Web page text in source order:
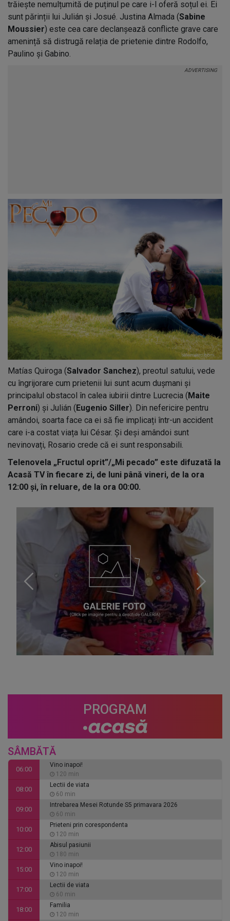
trăiește nemulțumită de puținul pe care i-l oferă soțul ei. Ei
sunt părinții lui Julián și Josué. Justina Almada (Sabine
Moussier) este cea care declanșează conflicte grave care
amenință să distrugă relația de prietenie dintre Rodolfo,
Paulino și Gabino.
Matías Quiroga (Salvador Sanchez), preotul satului, vede
cu îngrijorare cum prietenii lui sunt acum dușmani și
principalul obstacol în calea iubirii dintre Lucrecia ( Maite
Perroni) și Julián ( Eugenio Siller). Din nefericire pentru
amândoi, soarta face ca ei să fie implicați într-un accident
care i-a costat viața lui César. Și deși amândoi sunt
nevinovați, Rosario crede că ei sunt responsabili.
Telenovela „Fructul oprit”/„Mi pecado” este difuzată la
Acasă TV în fiecare zi, de luni până vineri, de la ora
12:00 și, în reluare, de la ora 00:00.
PROGRAM
SÂMBĂTĂ
06:00
Vino inapoi!
120 min
08:00
Lectii de viata
60 min
09:00
Intrebarea Mesei Rotunde S5 primavara 2026
60 min
10:00
Prieteni prin corespondenta
120 min
12:00
Abisul pasiunii
180 min
15:00
Vino inapoi!
120 min
17:00
Lectii de viata
60 min
18:00
Familia
120 min